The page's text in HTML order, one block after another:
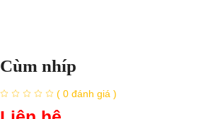
Cùm nhíp
( 0 đánh giá )